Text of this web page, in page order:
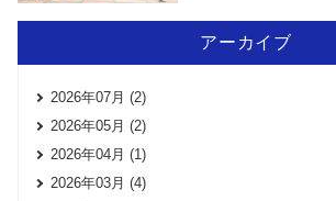
アーカイブ
2026年07月 (2)
2026年05月 (2)
2026年04月 (1)
2026年03月 (4)